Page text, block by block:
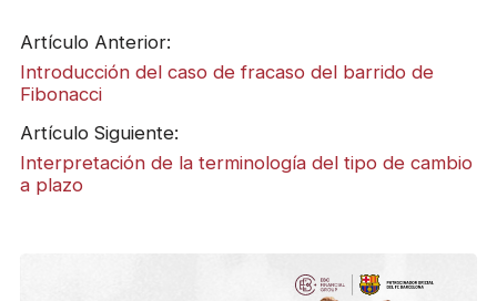
Artículo Anterior:
Introducción del caso de fracaso del barrido de
Fibonacci
Artículo Siguiente:
Interpretación de la terminología del tipo de cambio
a plazo